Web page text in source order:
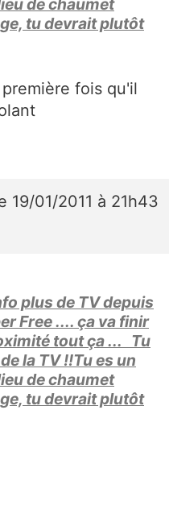
tu devrait plutôt
fois qu'il
19/01/2011 à 21h43
plus de TV depuis
Free .... ça va finir
tout ça ... Tu
la TV !!Tu es un
de chaumet
tu devrait plutôt